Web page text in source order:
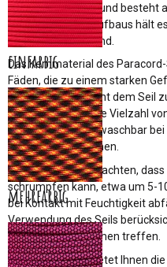
ca. 3,8 - 4 mm auf und besteht
seines robusten Aufbaus hält
Anwendungen stand.
Das Kernmaterial des
Fäden, die zu einem starken
Konstruktion verleiht dem Seil
es Ihnen, es für eine Vielzahl
hinaus ist das Seil waschbar
leicht reinigen können.
Es ist wichtig zu beachten,
schrumpfen kann, etwa um 5-
bei Kontakt mit Feuchtigkeit
Verwendung des Seils
Vorsichtsmaßnahmen treffen.
Swiss-Paracord bietet Ihnen
einfarbig
mehrfarbig